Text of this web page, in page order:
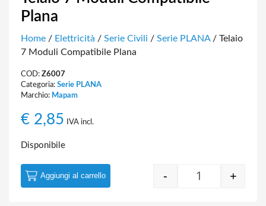
Plana
Home / Elettricità / Serie Civili / Serie PLANA/ Telaio
7 Moduli Compatibile Plana
COD: Z6007
Categoria: Serie PLANA
Marchio: Mapam
€ 2,85 IVA incl.
Disponibile
Telaio 7 Moduli
- +
Aggiungi al carrello